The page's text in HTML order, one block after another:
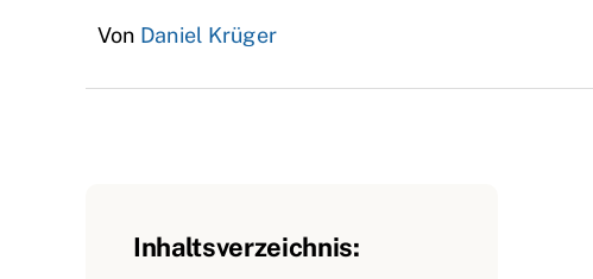
Von Daniel Krüger
Inhaltsverzeichnis: